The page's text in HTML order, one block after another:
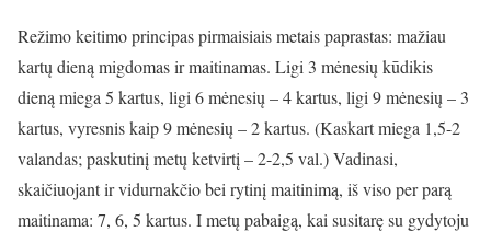
Režimo keitimo principas pirmaisiais metais paprastas: mažiau
kartų dieną migdomas ir maitinamas. Ligi 3 mėnesių kūdikis
dieną miega 5 kartus, ligi 6 mėnesių – 4 kartus, ligi 9 mėnesių – 3
kartus, vyresnis kaip 9 mėnesių – 2 kartus. (Kaskart miega 1,5-2
valandas; paskutinį metų ketvirtį – 2-2,5 val.) Vadinasi,
skaičiuojant ir vidurnakčio bei rytinį maitinimą, iš viso per parą
maitinama: 7, 6, 5 kartus. I metų pabaigą, kai susitarę su gydytoju